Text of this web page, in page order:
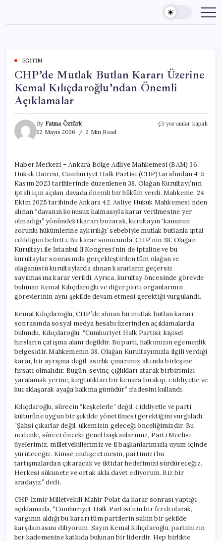
content
EĞITIM
CHP’de Mutlak Butlan Kararı Üzerine
Kemal Kılıçdaroğlu’ndan Önemli
Açıklamalar
By Fatma Öztürk
22 Mayıs 2026
2 Min Read
CHP’de
Kemal
Kılıçdaroğlu’ndan
Önemli
Açıklamalar
için
yorumlar kapalı
Haber Merkezi – Ankara Bölge Adliye Mahkemesi (BAM) 36.
Hukuk Dairesi, Cumhuriyet Halk Partisi (CHP) tarafından 4-5
Kasım 2023 tarihlerinde düzenlenen 38. Olağan Kurultayı’nın
iptali için açılan davada önemli bir hüküm verdi. Mahkeme, 24
Ekim 2025 tarihinde Ankara 42. Asliye Hukuk Mahkemesi’nden
alınan “davanın konusuz kalmasıyla karar verilmesine yer
olmadığı” yönündeki kararı bozarak, kurultayın ‘kanunun
zorunlu hükümlerine aykırılığı’ sebebiyle mutlak butlanla iptal
edildiğini belirtti. Bu karar sonucunda, CHP’nin 38. Olağan
Kurultayı ile İstanbul İl Kongresi’nin de iptaline ve bu
kurultaylar sonrasında gerçekleştirilen tüm olağan ve
olağanüstü kurultaylarda alınan kararların geçersiz
sayılmasına karar verildi. Ayrıca, kurultay öncesinde görevde
bulunan Kemal Kılıçdaroğlu ve diğer parti organlarının
görevlerinin aynı şekilde devam etmesi gerektiği vurgulandı.
Kemal Kılıçdaroğlu, CHP’de alınan bu mutlak butlan kararı
sonrasında sosyal medya hesabı üzerinden açıklamalarda
bulundu. Kılıçdaroğlu, “Cumhuriyet Halk Partisi; kişisel
hırsların çatışma alanı değildir. Bu parti, halkımızın egemenlik
belgesidir. Mahkemenin 38. Olağan Kurultayımızla ilgili verdiği
karar, bir ayrışma değil, asırlık çınarımız altında birleşme
fırsatı olmalıdır. Bugün, sevinç çığlıkları atarak birbirimizi
yaralamak yerine, kırgınlıkları bir kenara bırakıp, ciddiyetle ve
kucaklaşarak ayağa kalkma günüdür” ifadesini kullandı.
Kılıçdaroğlu, sürecin “keşkelerle” değil, ciddiyetle ve parti
kültürüne uygun bir şekilde yönetilmesi gerektiğini vurguladı.
“Şahsi çıkarlar değil, ülkemizin geleceği önceliğimizdir. Bu
nedenle, süreci önceki genel başkanlarımız, Parti Meclisi
üyelerimiz, milletvekillerimiz ve il başkanlarımızla uyum içinde
yürüteceğiz. Kimse endişe etmesin, partimizi bu
tartışmalardan çıkaracak ve iktidar hedefimizi sürdüreceğiz.
Herkesi sükunete ve ortak akla davet ediyorum. Biz bir
aradayız” dedi.
CHP İzmir Milletvekili Mahir Polat da karar sonrası yaptığı
açıklamada, “Cumhuriyet Halk Partisi’nin bir ferdi olarak,
yargının aldığı bu kararı tüm partilerin sakin bir şekilde
karşılamasını diliyorum. Sayın Kemal Kılıçdaroğlu, partimizin
her kademesine katkıda bulunan bir liderdir. Hep birlikte